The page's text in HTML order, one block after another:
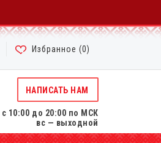
Избранное (0)
НАПИСАТЬ НАМ
10:00 до 20:00 по МСК
вс — выходной